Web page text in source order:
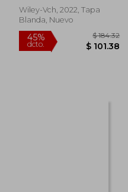
40%
dcto. $ 31.57
Kraft, Philip
Wiley-Vch, 2022, Tapa
Blanda, Nuevo